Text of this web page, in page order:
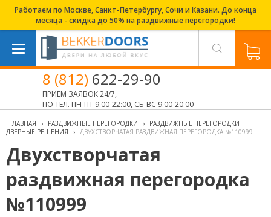
Работаем по Москве, Санкт-Петербургу, Сочи и Казани. До конца
месяца - скидка до 50% на раздвижные перегородки!
8 (812) 622-29-90
ПРИЕМ ЗАЯВОК 24/7,
ПО ТЕЛ. ПН-ПТ 9:00-22:00, СБ-ВС 9:00-20:00
ГЛАВНАЯ › РАЗДВИЖНЫЕ ПЕРЕГОРОДКИ ›
РАЗДВИЖНЫЕ ПЕРЕГОРОДКИ
ДВЕРНЫЕ РЕШЕНИЯ
› ДВУХСТВОРЧАТАЯ РАЗДВИЖНАЯ ПЕРЕГОРОДКА №110999
Двухстворчатая
раздвижная перегородка
№110999